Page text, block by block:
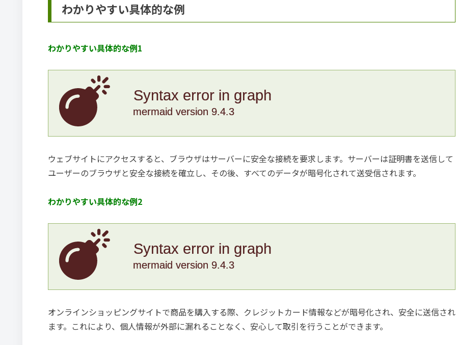
わかりやすい具体的な例
わかりやすい具体的な例1
Syntax error in graph
mermaid version 9.4.3
ウェブサイトにアクセスすると、ブラウザはサーバーに安全な接続を要求します。サーバーは証明書を送信して
ユーザーのブラウザと安全な接続を確立し、その後、すべてのデータが暗号化されて送受信されます。
わかりやすい具体的な例2
Syntax error in graph
mermaid version 9.4.3
オンラインショッピングサイトで商品を購入する際、クレジットカード情報などが暗号化され、安全に送信され
ます。これにより、個人情報が外部に漏れることなく、安心して取引を行うことができます。